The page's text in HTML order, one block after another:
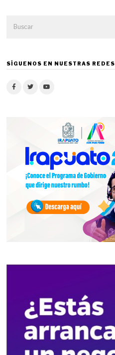
SÍGUENOS EN NUESTRAS REDES